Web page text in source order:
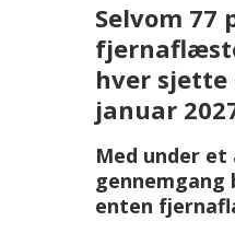
Selvom
hver
januar
Med under
enten